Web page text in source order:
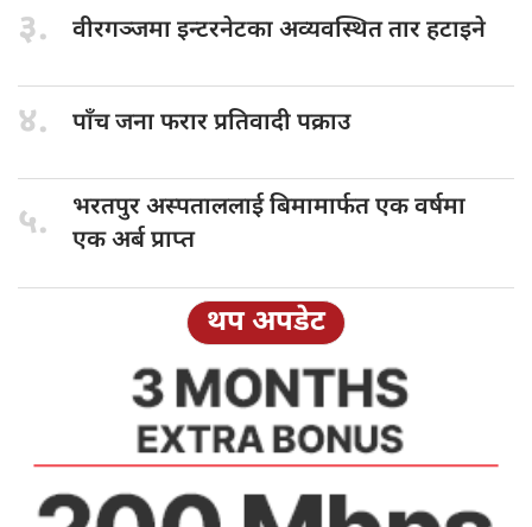
३. वीरगञ्जमा इन्टरनेटकाअव्यवस्थित तार हटाइने
४. पाँच जनाफरार प्रतिवादी पक्राउ
५. भरतपुर अस्पताललाईबिमामार्फत एक वर्षमा
एक अर्ब प्राप्त
थप अपडेट